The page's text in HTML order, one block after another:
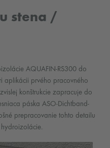
stena /
AQUAFIN-RS300 do
aplikácii prvého pracovného
konštrukcie zapracuje do
páska ASO-Dichtband-
prepracovanie tohto detailu